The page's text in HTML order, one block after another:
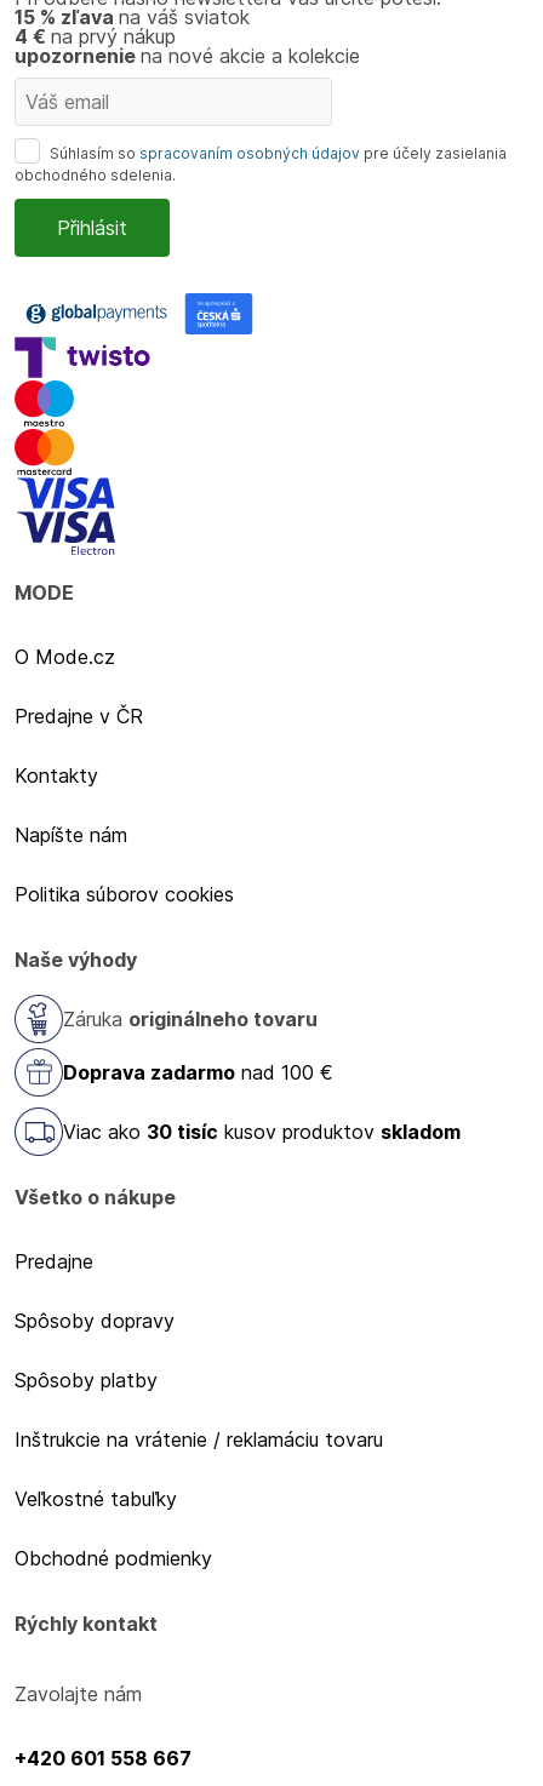
15 % zľava na váš sviatok
4 € na prvý nákup
upozornenie na nové akcie a kolekcie
Súhlasím so spracovaním osobných údajov pre účely zasielania
obchodného sdelenia.
MODE
O Mode.cz
Predajne v ČR
Kontakty
Napíšte nám
Politika súborov cookies
Naše výhody
Záruka originálneho tovaru
Doprava zadarmo nad 100 €
Viac ako 30 tisíc kusov produktov skladom
Všetko o nákupe
Predajne
Spôsoby dopravy
Spôsoby platby
Inštrukcie na vrátenie / reklamáciu tovaru
Veľkostné tabuľky
Obchodné podmienky
Rýchly kontakt
Zavolajte nám
+420 601 558 667